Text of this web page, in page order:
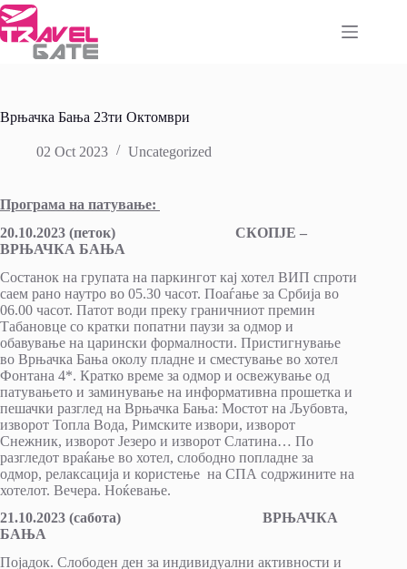
Skip
to
content
Врњачка Бања 23ти Октомври
02 Oct 2023 Uncategorized
Програма на патување:
20.10.2023 (петок) СКОПЈЕ –
ВРЊАЧКА БАЊА
Состанок на групата на паркингот кај хотел ВИП спроти
саем рано наутро во 05.30 часот. Поаѓање за Србија во
06.00 часот. Патот води преку граничниот премин
Табановце со кратки попатни паузи за одмор и
обавување на царински формалности. Пристигнување
во Врњачка Бања околу пладне и сместување во хотел
Фонтана 4*. Кратко време за одмор и освежување од
патувањето и заминување на информативна прошетка и
пешачки разглед на Врњачка Бања: Мостот на Љубовта,
изворот Топла Вода, Римските извори, изворот
Снежник, изворот Језеро и изворот Слатина… По
разгледот враќање во хотел, слободно попладне за
одмор, релаксација и користење на СПА содржините на
хотелот. Вечера. Ноќевање.
21.10.2023 (сабота) ВРЊАЧКА
БАЊА
Појадок. Слободен ден за индивидуални активности и